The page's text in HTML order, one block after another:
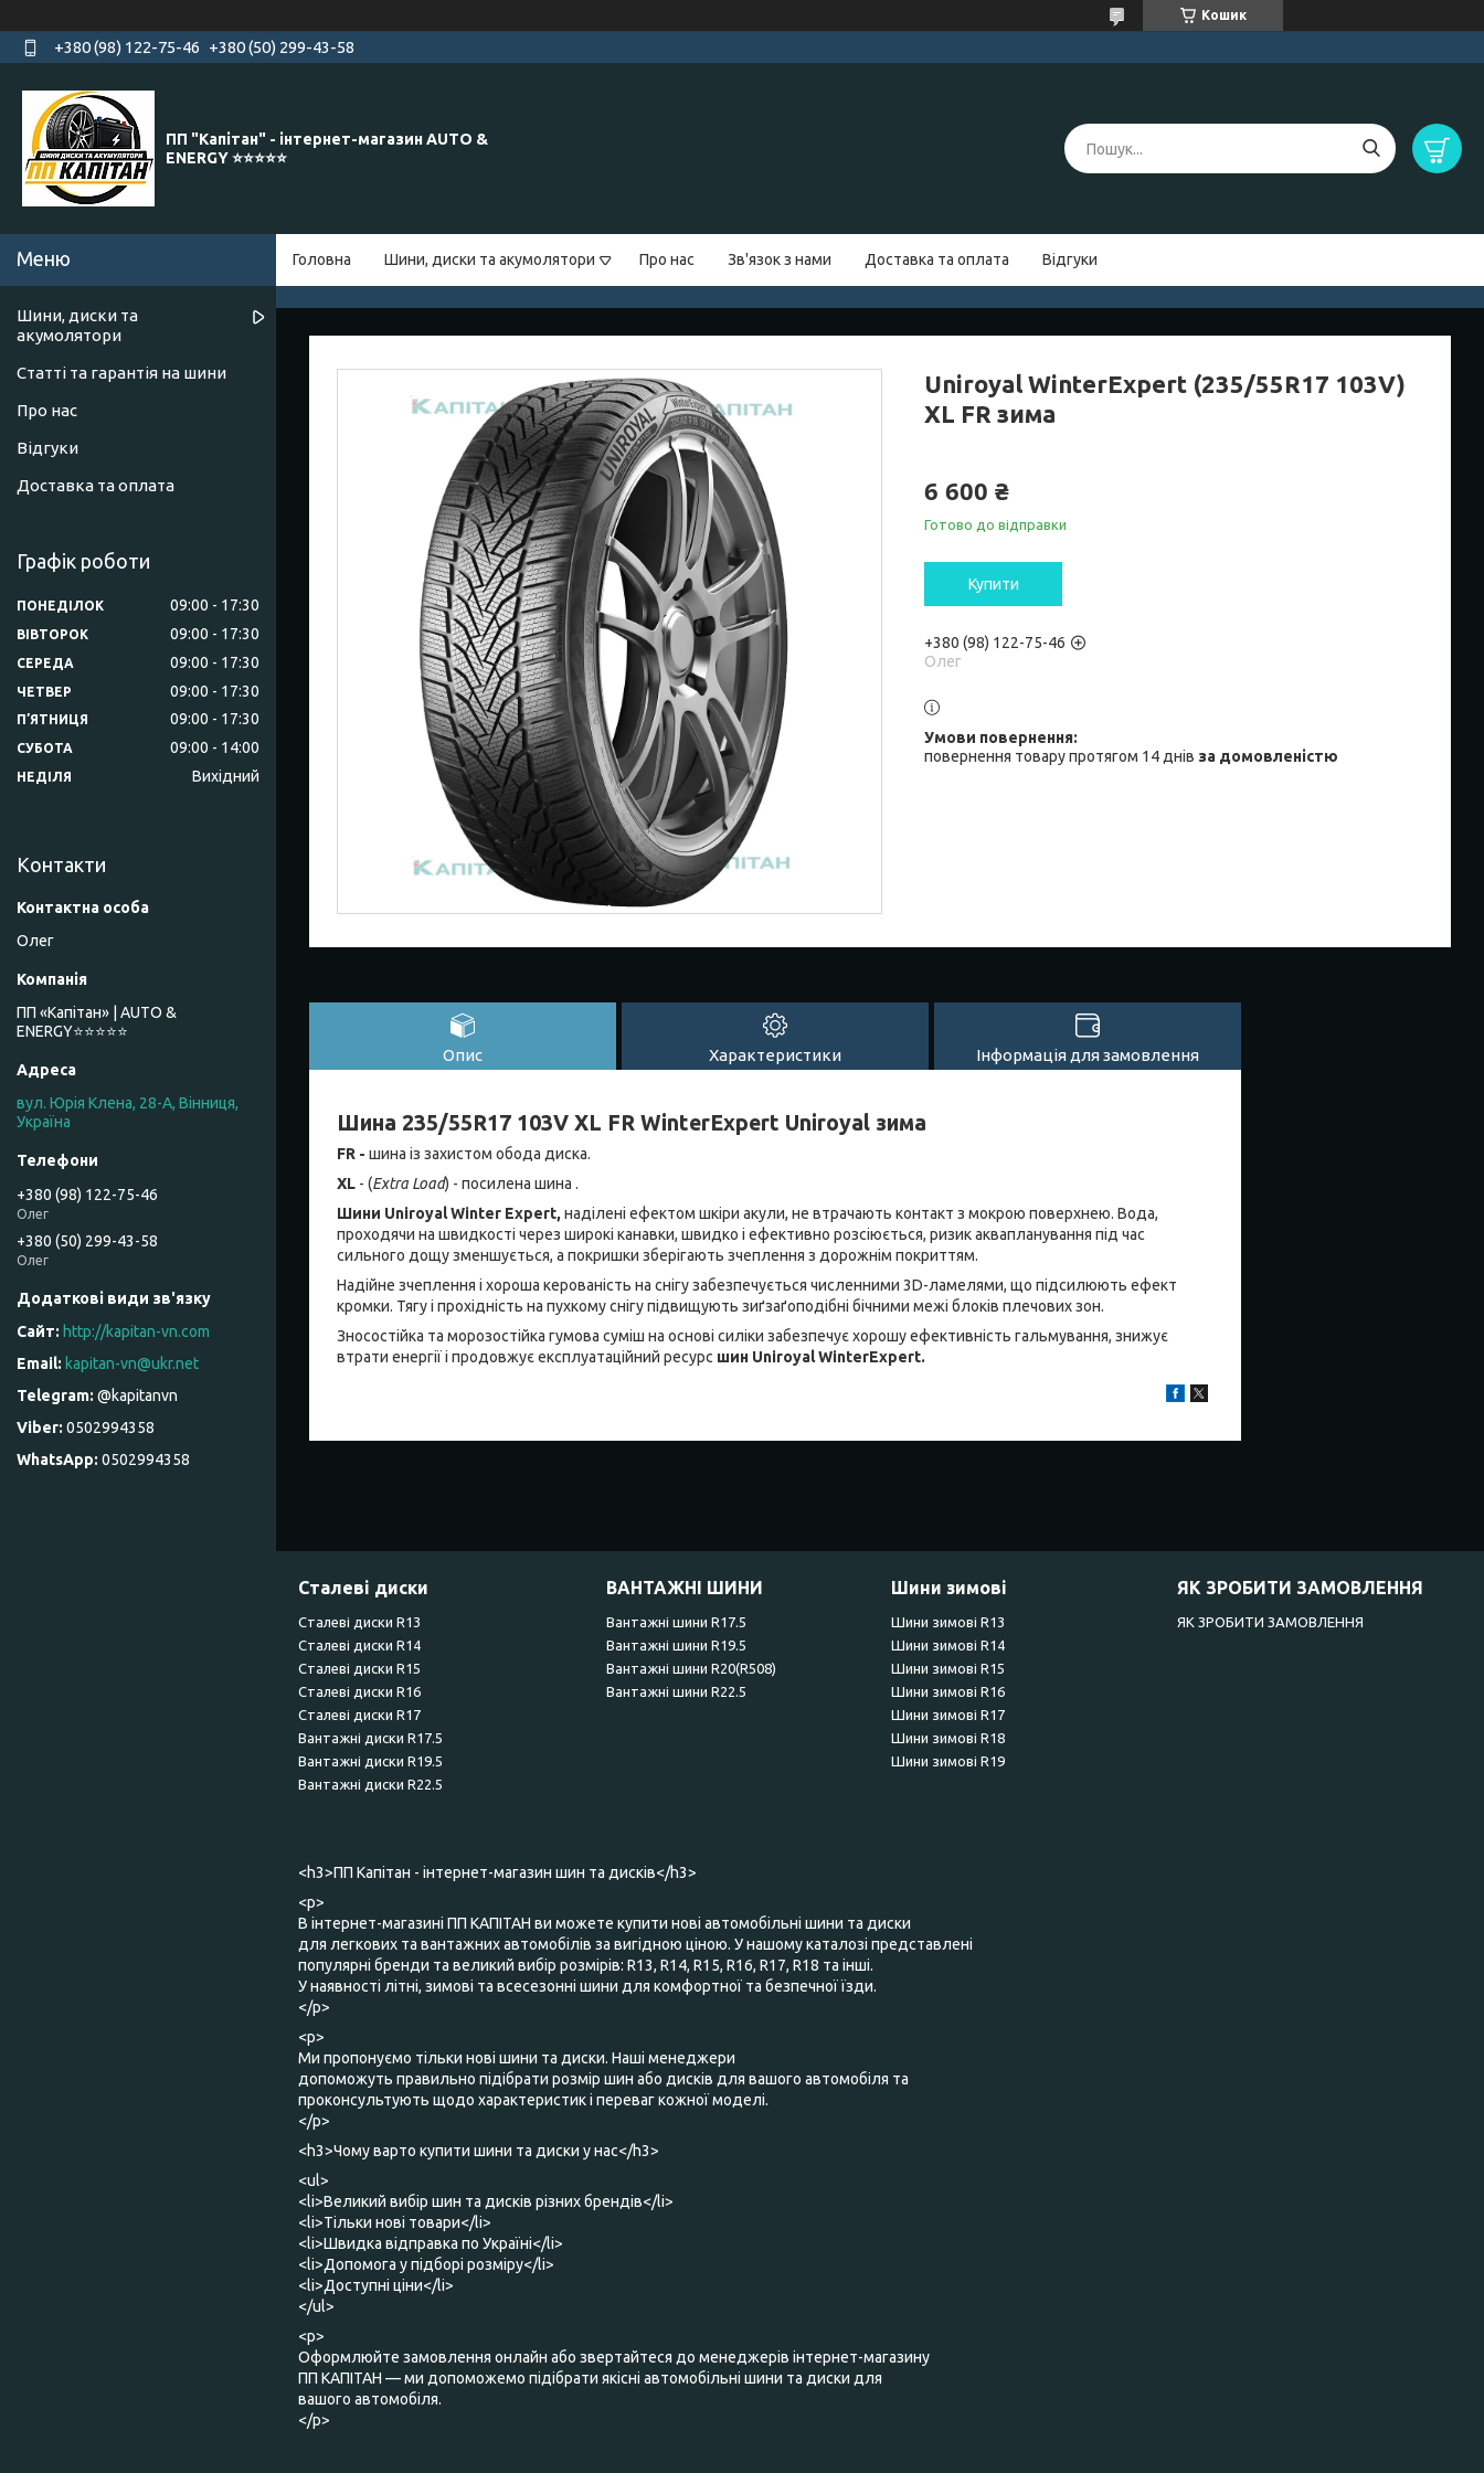
Кошик
+380 (98) 122-75-46 +380 (50) 299-43-58
ПП "Капітан" - інтернет-магазин AUTO &
ENERGY ⭐️⭐️⭐️⭐️⭐️
Головна Шини, диски та акумолятори Про нас Зв'язок з нами Доставка та оплата Відгуки
Uniroyal WinterExpert (235/55R17 103V)
XL FR зима
6 600 ₴
Готово до відправки
Купити
+380 (98) 122-75-46
Олег
повернення товару протягом 14 днів за домовленістю
Опис Характеристики Інформація для замовлення
Шина 235/55R17 103V XL FR WinterExpert Uniroyal зима
FR - шина із захистом обода диска.
XL - (Extra Load) - посилена шина .
Шини Uniroyal Winter Expert, наділені ефектом шкіри акули, не втрачають контакт з мокрою поверхнею. Вода,
проходячи на швидкості через широкі канавки, швидко і ефективно розсіюється, ризик аквапланування під час
сильного дощу зменшується, а покришки зберігають зчеплення з дорожнім покриттям.
Надійне зчеплення і хороша керованість на снігу забезпечується численними 3D-ламелями, що підсилюють ефект
кромки. Тягу і прохідність на пухкому снігу підвищують зиґзаґоподібні бічними межі блоків плечових зон.
Зносостійка та морозостійка гумова суміш на основі силіки забезпечує хорошу ефективність гальмування, знижує
втрати енергії і продовжує експлуатаційний ресурс шин Uniroyal WinterExpert.
Шини, диски та
акумолятори
Статті та гарантія на шини
Про нас
Відгуки
Доставка та оплата
Графік роботи
ПОНЕДІЛОК 09:00 17:30
ВІВТОРОК 09:00 17:30
СЕРЕДА 09:00 17:30
ЧЕТВЕР 09:00 17:30
ПʼЯТНИЦЯ 09:00 17:30
СУБОТА 09:00 14:00
НЕДІЛЯ Вихідний
Контакти
Олег
ПП «Капітан» | AUTO &
ENERGY⭐️⭐️⭐️⭐️⭐️
вул. Юрія Клена, 28-А, Вінниця,
Україна
+380 (98) 122-75-46
Олег
+380 (50) 299-43-58
Олег
http://kapitan-vn.com
kapitan-vn@ukr.net
@kapitanvn
0502994358
0502994358
Сталеві диски
Сталеві диски R13
Сталеві диски R14
Сталеві диски R15
Сталеві диски R16
Сталеві диски R17
Вантажні диски R17.5
Вантажні диски R19.5
Вантажні диски R22.5
ВАНТАЖНІ ШИНИ
Вантажні шини R17.5
Вантажні шини R19.5
Вантажні шини R20(R508)
Вантажні шини R22.5
Шини зимові
Шини зимові R13
Шини зимові R14
Шини зимові R15
Шини зимові R16
Шини зимові R17
Шини зимові R18
Шини зимові R19
ЯК ЗРОБИТИ ЗАМОВЛЕННЯ
ЯК ЗРОБИТИ ЗАМОВЛЕННЯ
<h3>ПП Капітан - інтернет-магазин шин та дисків</h3>
<p>
В інтернет-магазині ПП КАПІТАН ви можете купити нові автомобільні шини та диски
для легкових та вантажних автомобілів за вигідною ціною. У нашому каталозі представлені
популярні бренди та великий вибір розмірів: R13, R14, R15, R16, R17, R18 та інші.
У наявності літні, зимові та всесезонні шини для комфортної та безпечної їзди.
</p>
<p>
Ми пропонуємо тільки нові шини та диски. Наші менеджери
допоможуть правильно підібрати розмір шин або дисків для вашого автомобіля та
проконсультують щодо характеристик і переваг кожної моделі.
</p>
<h3>Чому варто купити шини та диски у нас</h3>
<ul>
<li>Великий вибір шин та дисків різних брендів</li>
<li>Тільки нові товари</li>
<li>Швидка відправка по Україні</li>
<li>Допомога у підборі розміру</li>
<li>Доступні ціни</li>
</ul>
<p>
Оформлюйте замовлення онлайн або звертайтеся до менеджерів інтернет-магазину
ПП КАПІТАН — ми допоможемо підібрати якісні автомобільні шини та диски для
вашого автомобіля.
</p>